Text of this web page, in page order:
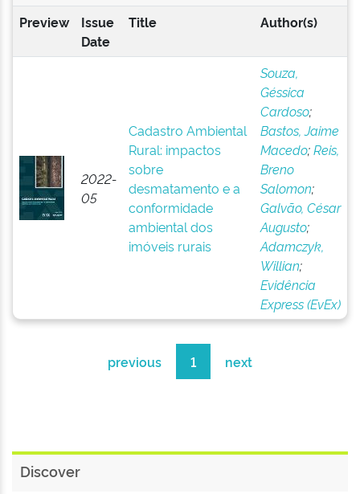
Preview
Issue
Date
Title Author(s)
2022-
05
Cadastro Ambiental
Rural: impactos
sobre
desmatamento e a
conformidade
ambiental dos
imóveis rurais
Souza,
Géssica
Cardoso;
Bastos, Jaime
Macedo;Reis,
Breno
Salomon;
Galvão, César
Augusto;
Adamczyk,
Willian;
Evidência
Express (EvEx)
previous 1 next
Discover